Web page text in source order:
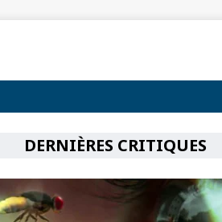
DERNIÈRES CRITIQUES